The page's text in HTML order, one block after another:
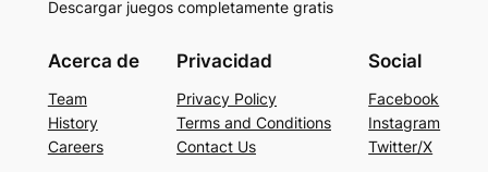
Descargar juegos completamente gratis
Acerca de
Team
History
Careers
Privacidad
Privacy Policy
Terms and Conditions
Contact Us
Social
Facebook
Instagram
Twitter/X